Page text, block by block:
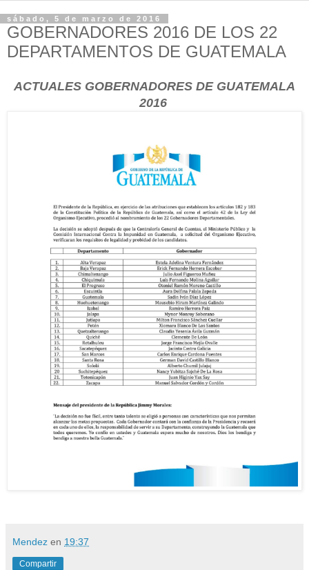
sábado, 5 de marzo de 2016
GOBERNADORES 2016 DE LOS 22
DEPARTAMENTOS DE GUATEMALA
ACTUALES GOBERNADORES DE GUATEMALA
2016
Mendez en 19:37
Compartir